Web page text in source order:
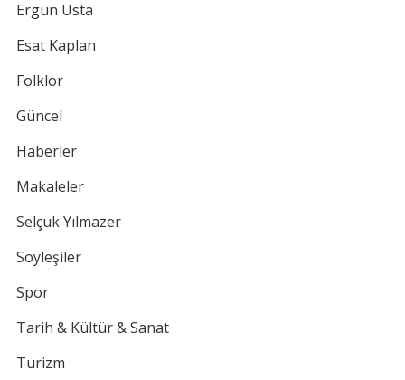
Ergun Usta
Esat Kaplan
Folklor
Güncel
Haberler
Makaleler
Selçuk Yılmazer
Söyleşiler
Spor
Tarih & Kültür & Sanat
Turizm